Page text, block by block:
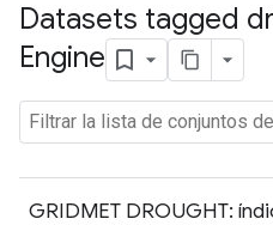
Datasets tagged
Engine
GRIDMET DROUGHT: